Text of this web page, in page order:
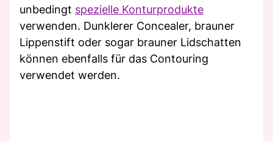
unbedingt spezielle Konturprodukte
verwenden. Dunklerer Concealer, brauner
Lippenstift oder sogar brauner Lidschatten
können ebenfalls für das Contouring
verwendet werden.